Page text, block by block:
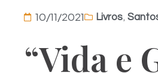
10/11/2021 Livros,
“Vida e